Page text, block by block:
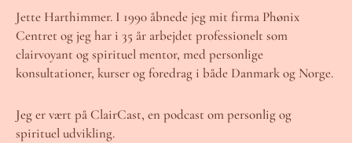
Jette Harthimmer. I 1990 åbnede jeg mit firma Phønix
Centret og jeg har i 35 år arbejdet professionelt som
clairvoyant og spirituel mentor, med personlige
konsultationer, kurser og foredrag i både Danmark og Norge.
Jeg er vært på ClairCast, en podcast om personlig og
spirituel udvikling.